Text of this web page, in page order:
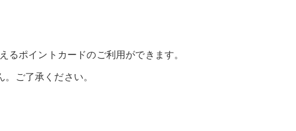
るポイントカードのご利用ができます。
ご了承ください。